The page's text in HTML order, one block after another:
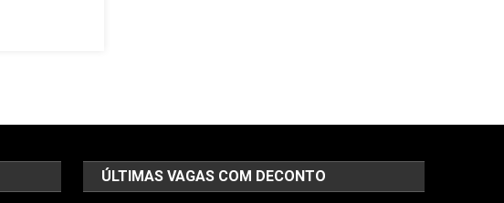
ÚLTIMAS VAGAS COM DECONTO